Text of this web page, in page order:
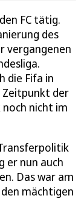
FC tätig.
des
vergangenen
die Fifa in
Zeitpunkt der
nicht im
er nun auch
Das war am
mächtigen